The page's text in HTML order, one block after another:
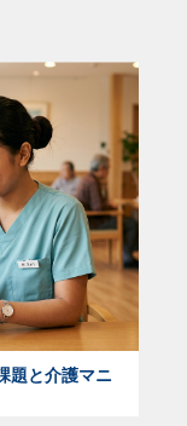
題と介護マニ